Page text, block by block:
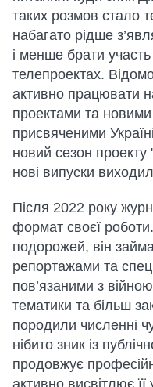
таких розмов стало
набагато рідше
і менше брати
телепроектах.
активно працювати
проектами та
присвяченими
новий сезон проекту
нові випуски
Після 2022 року
формат своєї
подорожей, він
репортажами та
пов’язаними з
тематики та більш
породили численні
нібито зник із
продовжує